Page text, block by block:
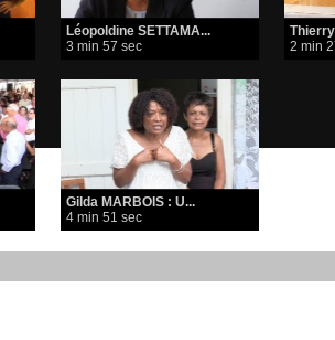
Léopoldine SETTAMA...
3 min 57 sec
2 min
Gilda MARBOIS : U...
4 min 51 sec